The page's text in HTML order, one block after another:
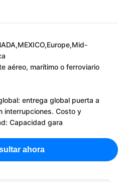
aéreo, marítimo o ferroviario
entrega global puerta a
interrupciones. Costo y
Capacidad gara
ahora